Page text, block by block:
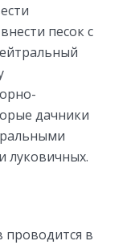
песок с
дачники
луковичных.
проводится в